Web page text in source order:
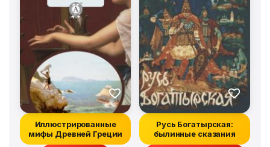
Иллюстрированные
мифы Древней Греции
Русь Богатырская:
былинные сказания